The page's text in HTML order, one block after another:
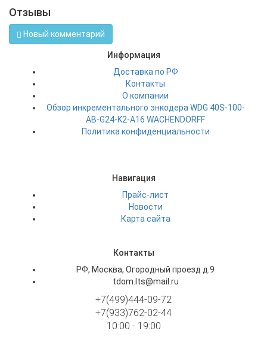
Отзывы
Новый комментарий
Информация
Доставка по РФ
Контакты
О компании
Обзор инкрементального энкодера WDG 40S-100-
AB-G24-K2-A16 WACHENDORFF
Политика конфиденциальности
Навигация
Прайс-лист
Новости
Карта сайта
Контакты
РФ, Москва, Огородный проезд д.9
tdom.lts@mail.ru
+7(499)444-09-72
+7(933)762-02-44
10:00 - 19:00